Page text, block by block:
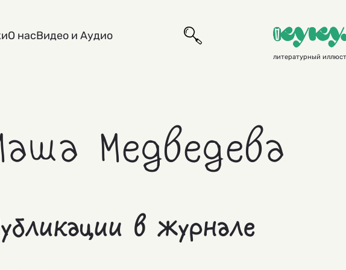
О насВидео и Аудио
литературный
Медведева
в журнале